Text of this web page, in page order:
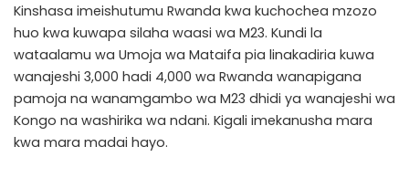
Kinshasa imeishutumu Rwanda kwa kuchochea mzozo
huo kwa kuwapa silaha waasi wa M23. Kundi la
wataalamu wa Umoja wa Mataifa pia linakadiria kuwa
wanajeshi 3,000 hadi 4,000 wa Rwanda wanapigana
pamoja na wanamgambo wa M23 dhidi ya wanajeshi wa
Kongo na washirika wa ndani. Kigali imekanusha mara
kwa mara madai hayo.